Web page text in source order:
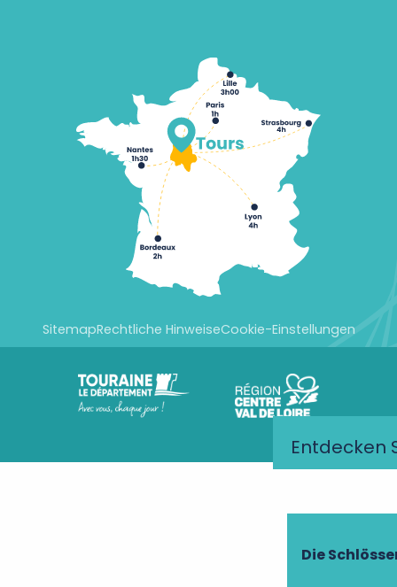
Entdecken
Die
SitemapRechtliche HinweiseCookie-Einstellungen